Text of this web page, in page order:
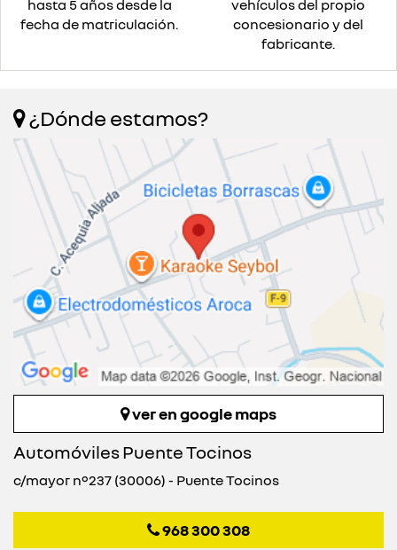
hasta 5 años desde la
fecha de matriculación.
vehículos del propio
concesionario y del
fabricante.
¿Dónde estamos?
ver en google maps
Automóviles Puente Tocinos
c/mayor nº237 (30006) - Puente Tocinos
968 300 308